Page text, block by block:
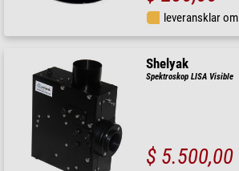
leveransklar om
Shelyak
Spektroskop LISA Visible
$ 5.500,00